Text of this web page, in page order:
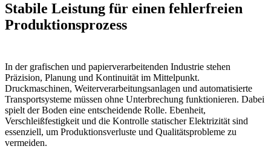
Stabile Leistung für einen fehlerfreien
Produktionsprozess
In der grafischen und papierverarbeitenden Industrie stehen
Präzision, Planung und Kontinuität im Mittelpunkt.
Druckmaschinen, Weiterverarbeitungsanlagen und automatisierte
Transportsysteme müssen ohne Unterbrechung funktionieren. Dabei
spielt der Boden eine entscheidende Rolle. Ebenheit,
Verschleißfestigkeit und die Kontrolle statischer Elektrizität sind
essenziell, um Produktionsverluste und Qualitätsprobleme zu
vermeiden.